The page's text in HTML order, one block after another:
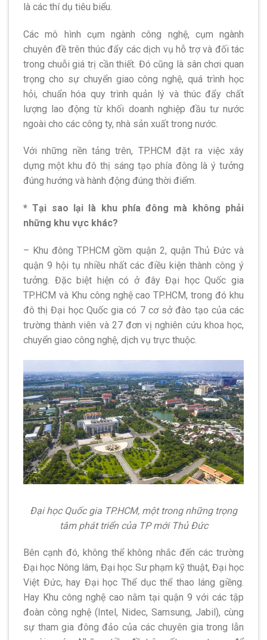
là các thí dụ tiêu biểu.
Các mô hình cụm ngành công nghệ, cụm ngành
chuyên đề trên thúc đẩy các dịch vụ hỗ trợ và đối tác
trong chuỗi giá trị cần thiết. Đó cũng là sân chơi quan
trọng cho sự chuyển giao công nghệ, quá trình học
hỏi, chuẩn hóa quy trình quản lý và thúc đẩy chất
lượng lao động từ khối doanh nghiệp đầu tư nước
ngoài cho các công ty, nhà sản xuất trong nước.
Với những nền tảng trên, TP.HCM đặt ra việc xây
dựng một khu đô thị sáng tạo phía đông là ý tưởng
đúng hướng và hành động đúng thời điểm.
* Tại sao lại là khu phía đông mà không phải
những khu vực khác?
– Khu đông TP.HCM gồm quận 2, quận Thủ Đức và
quận 9 hội tụ nhiều nhất các điều kiện thành công ý
tưởng. Đặc biệt hiện có ở đây Đại học Quốc gia
TP.HCM và Khu công nghệ caoTP.HCM, trong đó khu
đô thị Đại học Quốc gia có 7 cơ sở đào tạo của các
trường thành viên và 27 đơn vị nghiên cứu khoa học,
chuyển giao công nghệ, dịch vụ trực thuộc.
Đại học Quốc gia TP.HCM, một trong những trọng
tâm phát triển của TP mới Thủ Đức
Bên cạnh đó, không thể không nhắc đến các trường
Đại học Nông lâm, Đại học Sư phạm kỹ thuật, Đại học
Việt Đức, hay Đại học Thể dục thể thao láng giềng.
Hay Khu công nghệ cao nằm tại quận 9 với các tập
đoàn công nghệ (Intel, Nidec, Samsung, Jabil), cùng
sự tham gia đông đảo của các chuyên gia trong lẫn